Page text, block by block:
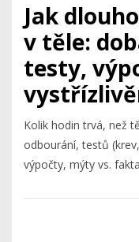
Jak
v těle:
testy,
Kolik hodin trvá, než
odbourání, testů
výpočty, mýty vs.